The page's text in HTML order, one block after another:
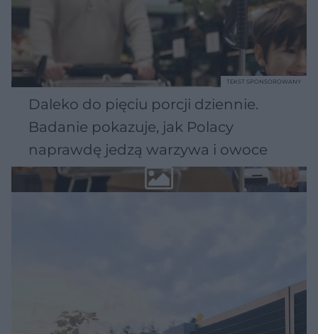
Daleko do pięciu porcji dziennie.
Badanie pokazuje, jak Polacy
naprawdę jedzą warzywa i owoce
TEKST SPONSOROWANY